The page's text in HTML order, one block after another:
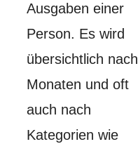
Ausgaben einer
Person. Es wird
übersichtlich nach
Monaten und oft
auch nach
Kategorien wie